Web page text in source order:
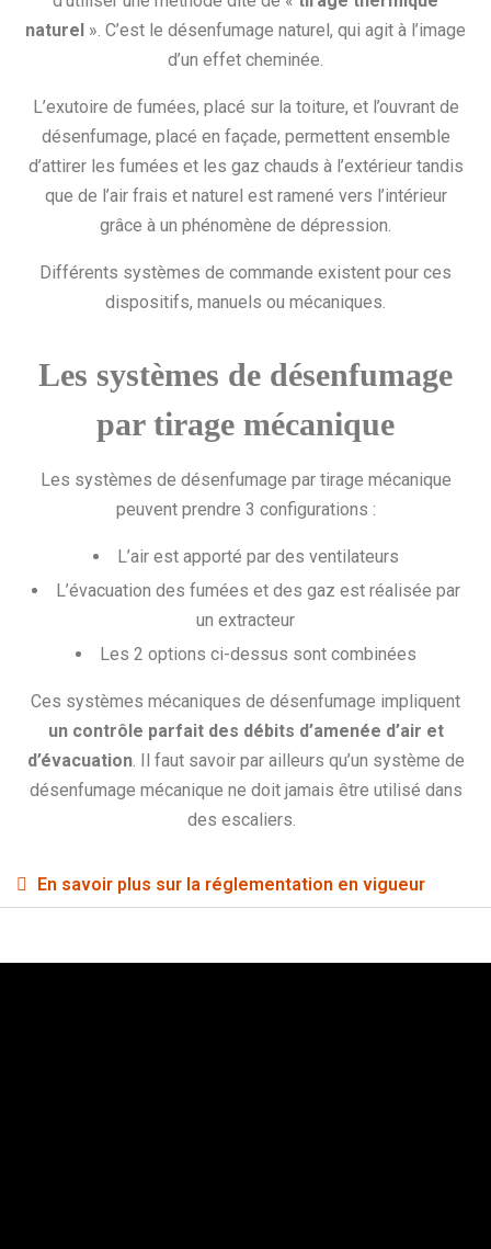
naturel ». C’est le désenfumage naturel, qui agit à l’image
d’un effet cheminée.
L’exutoire de fumées, placé sur la toiture, et l’ouvrant de
désenfumage, placé en façade, permettent ensemble
d’attirer les fumées et les gaz chauds à l’extérieur tandis
que de l’air frais et naturel est ramené vers l’intérieur
grâce à un phénomène de dépression.
Différents systèmes de commande existent pour ces
dispositifs, manuels ou mécaniques.
Les systèmes de désenfumage
par tirage mécanique
Les systèmes de désenfumage par tirage mécanique
peuvent prendre 3 configurations :
L’air est apporté par des ventilateurs
L’évacuation des fumées et des gaz est réalisée par
un extracteur
Les 2 options ci-dessus sont combinées
Ces systèmes mécaniques de désenfumage impliquent
un contrôle parfait des débits d’amenée d’air et
d’évacuation. Il faut savoir par ailleurs qu’un système de
désenfumage mécanique ne doit jamais être utilisé dans
des escaliers.
En savoir plus sur la réglementation en vigueur